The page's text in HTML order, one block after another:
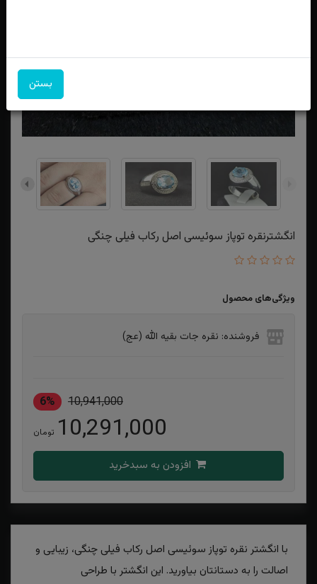
انگشترنقره توپاز سوئیسی اصل رکاب فیلی چنگی
ویژگی‌های محصول
فروشنده: نقره جات بقیه الله (عج)
10,941,000
6%
10,291,000 تومان
با انگشتر نقره توپاز سوئیسی اصل رکاب فیلی چنگی، زیبایی و
اصالت را به دستانتان بیاورید. این انگشتر با طراحی
بستن